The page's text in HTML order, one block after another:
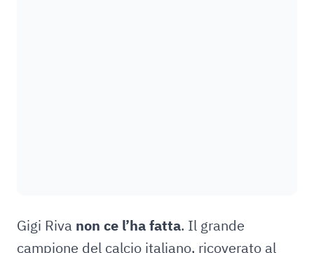
Gigi Riva non ce l’ha fatta. Il grande
campione del calcio italiano, ricoverato al